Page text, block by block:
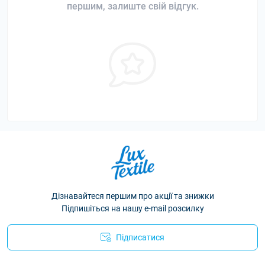
першим, залиште свій відгук.
Дізнавайтеся першим про акції та знижки
Підпишіться на нашу e-mail розсилку
Підписатися